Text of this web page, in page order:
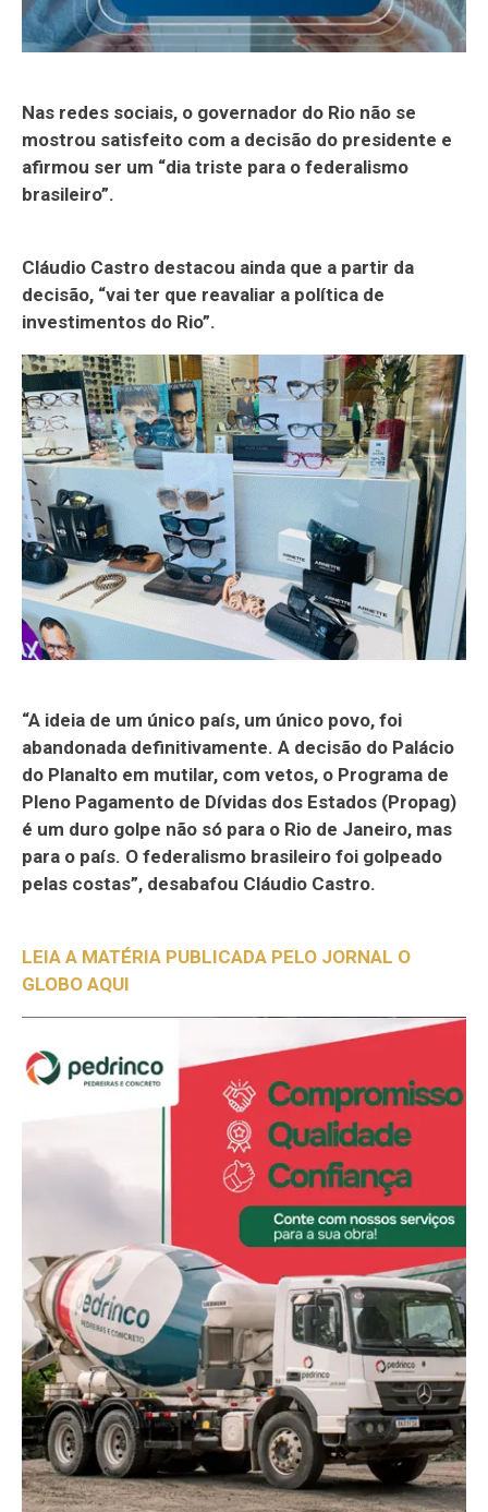
Nas redes sociais, o governador do Rio não se
mostrou satisfeito com a decisão do presidente e
afirmou ser um “dia triste para o federalismo
brasileiro”.
Cláudio Castro destacou ainda que a partir da
decisão, “vai ter que reavaliar a política de
investimentos do Rio”.
“A ideia de um único país, um único povo, foi
abandonada definitivamente. A decisão do Palácio
do Planalto em mutilar, com vetos, o Programa de
Pleno Pagamento de Dívidas dos Estados (Propag)
é um duro golpe não só para o Rio de Janeiro, mas
para o país. O federalismo brasileiro foi golpeado
pelas costas”, desabafou Cláudio Castro.
LEIA A MATÉRIA PUBLICADA PELO JORNAL O
GLOBO AQUI